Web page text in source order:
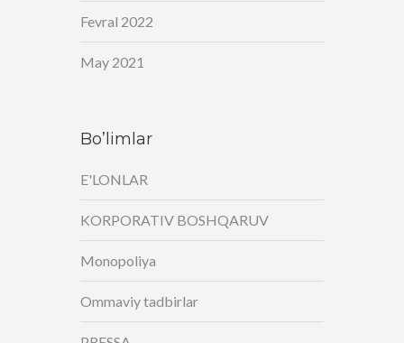
Fevral 2022
May 2021
Bo’limlar
E'LONLAR
KORPORATIV BOSHQARUV
Monopoliya
Ommaviy tadbirlar